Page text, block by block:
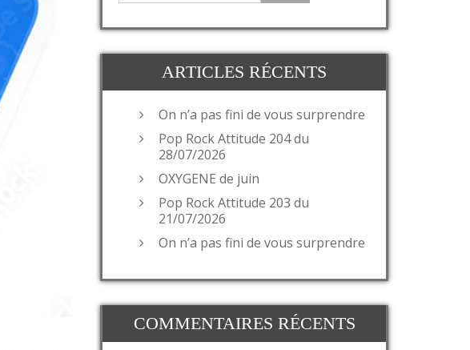
ARTICLES RÉCENTS
On n’a pas fini de vous surprendre
Pop Rock Attitude 204 du
28/07/2026
OXYGENE de juin
Pop Rock Attitude 203 du
21/07/2026
On n’a pas fini de vous surprendre
COMMENTAIRES RÉCENTS